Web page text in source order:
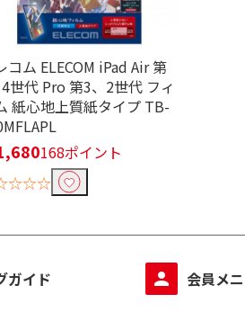
コム ELECOM iPad Air 第
世代 Pro 第3、2世代 フィ
紙心地上質紙タイプ TB-
168ポイント
ガイド 会員メ